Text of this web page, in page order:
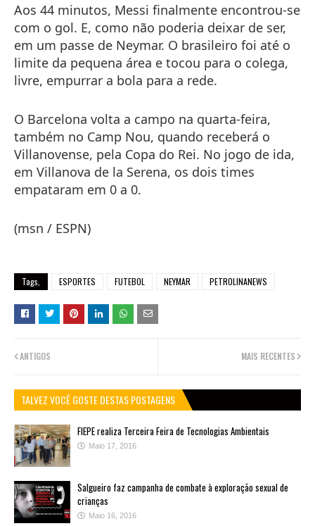
Aos 44 minutos, Messi finalmente encontrou-se
com o gol. E, como não poderia deixar de ser,
em um passe de Neymar. O brasileiro foi até o
limite da pequena área e tocou para o colega,
livre, empurrar a bola para a rede.
O Barcelona volta a campo na quarta-feira,
também no Camp Nou, quando receberá o
Villanovense, pela Copa do Rei. No jogo de ida,
em Villanova de la Serena, os dois times
empataram em 0 a 0.
(msn / ESPN)
Tags, ESPORTES FUTEBOL NEYMAR PETROLINANEWS
MAIS RECENTES
ANTIGOS
TALVEZ VOCÊ GOSTE DESTAS POSTAGENS
FIEPE realiza Terceira Feira de Tecnologias Ambientais
Maio 17, 2016
Salgueiro faz campanha de combate à exploração sexual de
crianças
Maio 16, 2016